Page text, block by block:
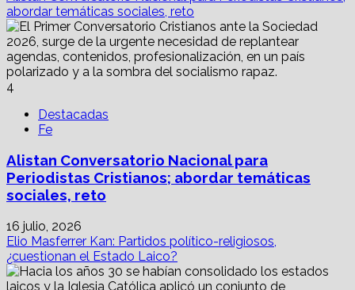
abordar temáticas sociales, reto
4
Destacadas
Fe
Alistan Conversatorio Nacional para
Periodistas Cristianos; abordar temáticas
sociales, reto
16 julio, 2026
Elio Masferrer Kan: Partidos político-religiosos,
¿cuestionan el Estado Laico?